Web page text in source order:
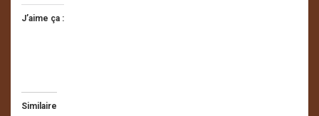
J’aime ça :
Similaire